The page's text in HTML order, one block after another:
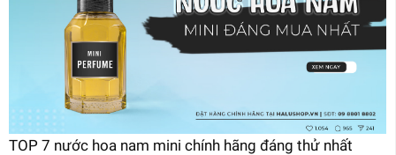
TOP 7 nước hoa nam mini chính hãng đáng thử nhất